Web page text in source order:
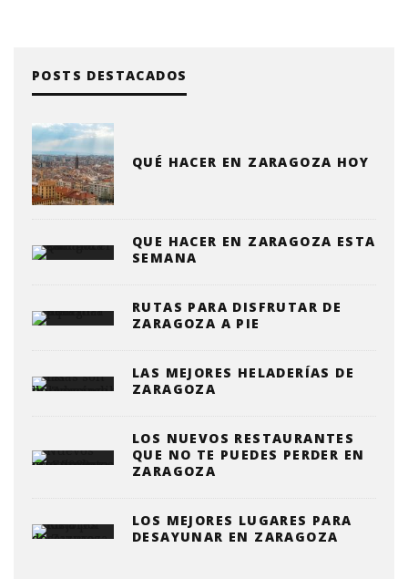
POSTS DESTACADOS
QUÉ HACER EN ZARAGOZA HOY
QUE HACER EN ZARAGOZA ESTA
SEMANA
RUTAS PARA DISFRUTAR DE
ZARAGOZA A PIE
LAS MEJORES HELADERÍAS DE
ZARAGOZA
LOS NUEVOS RESTAURANTES
QUE NO TE PUEDES PERDER EN
ZARAGOZA
LOS MEJORES LUGARES PARA
DESAYUNAR EN ZARAGOZA